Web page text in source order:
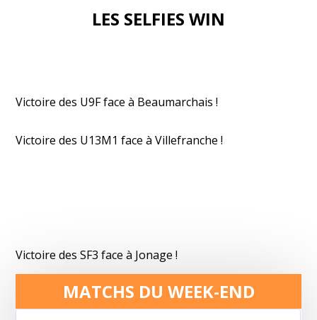
LES SELFIES WIN
Victoire des U9F face à Beaumarchais !
Victoire des U13M1 face à Villefranche !
Victoire des SF3 face à Jonage !
MATCHS DU WEEK-END